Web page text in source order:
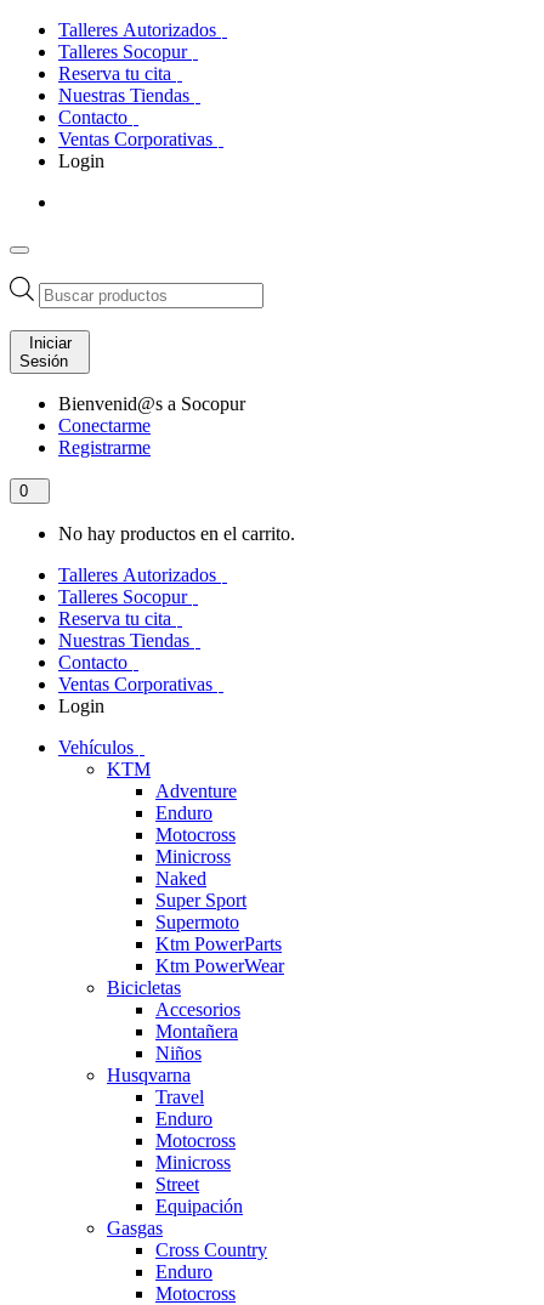
Talleres Autorizados
Talleres Socopur
Reserva tu cita
Nuestras Tiendas
Contacto
Ventas Corporativas
Login
Búsqueda
de
productos
Iniciar
Sesión
Bienvenid@s a Socopur
Conectarme
Registrarme
0
No hay productos en el carrito.
Talleres Autorizados
Talleres Socopur
Reserva tu cita
Nuestras Tiendas
Contacto
Ventas Corporativas
Login
Vehículos
KTM
Adventure
Enduro
Motocross
Minicross
Naked
Super Sport
Supermoto
Ktm PowerParts
Ktm PowerWear
Bicicletas
Accesorios
Montañera
Niños
Husqvarna
Travel
Enduro
Motocross
Minicross
Street
Equipación
Gasgas
Cross Country
Enduro
Motocross